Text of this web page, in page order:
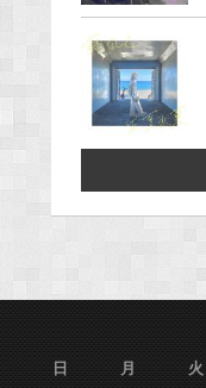
日
月 火